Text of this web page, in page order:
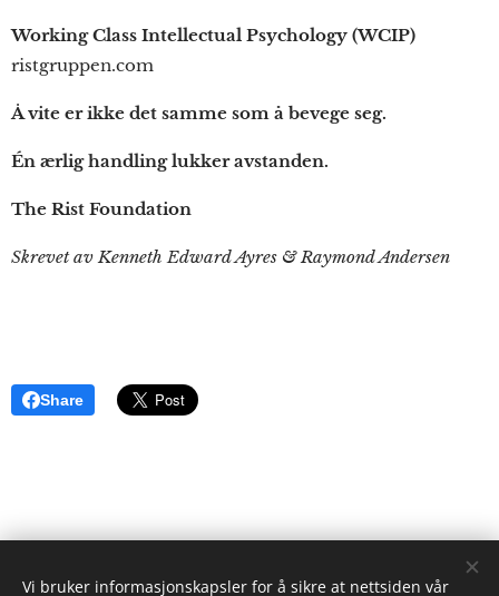
Working Class Intellectual Psychology (WCIP)
ristgruppen.com
Å vite er ikke det samme som å bevege seg.
Én ærlig handling lukker avstanden.
The Rist Foundation
Skrevet av Kenneth Edward Ayres & Raymond Andersen
Share
ristgruppen.com
Vi bruker informasjonskapsler for å sikre at nettsiden vår